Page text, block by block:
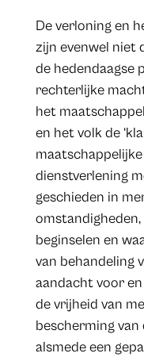
De verloning en
zijn evenwel niet
de hedendaagse
rechterlijke
het
en het volk de
dienstverlening
geschieden in
beginselen en
van behandeling
aandacht voor
de vrijheid van
bescherming van
alsmede een